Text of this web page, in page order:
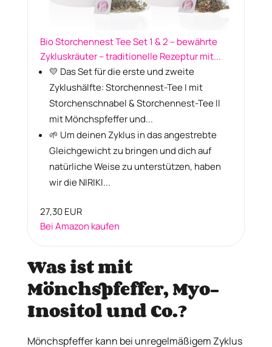
Bio Storchennest Tee Set 1 & 2 – bewährte
Zykluskräuter – traditionelle Rezeptur mit...
💛 Das Set für die erste und zweite
Zyklushälfte: Storchennest-Tee I mit
Storchenschnabel & Storchennest-Tee II
mit Mönchspfeffer und...
🌱 Um deinen Zyklus in das angestrebte
Gleichgewicht zu bringen und dich auf
natürliche Weise zu unterstützen, haben
wir die NIRIKI...
27,30 EUR
Bei Amazon kaufen
Was ist mit
Mönchspfeffer, Myo-
Inositol und Co.?
Mönchspfeffer kann bei unregelmäßigem Zyklus